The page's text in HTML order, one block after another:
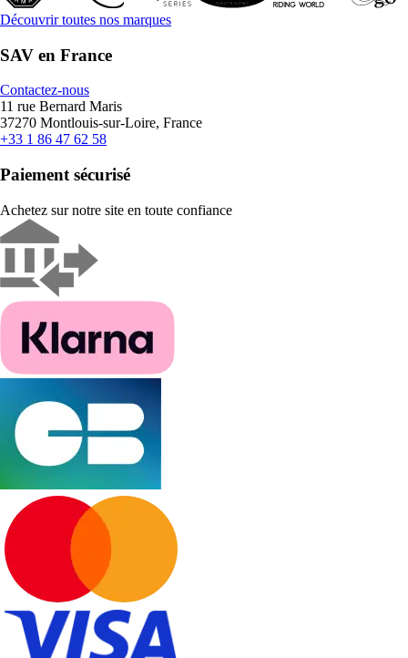
Découvrir toutes nos marques
SAV en France
Contactez-nous
11 rue Bernard Maris
37270 Montlouis-sur-Loire, France
+33 1 86 47 62 58
Paiement sécurisé
Achetez sur notre site en toute confiance